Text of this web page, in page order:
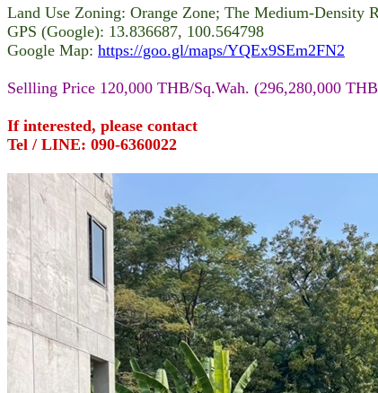
Land Use Zoning: Orange Zone; The Medium‑Density
GPS (Google): 13.836687, 100.564798
Google Map: https://goo.gl/maps/YQEx9SEm2FN2
Sellling Price 120,000 THB/Sq.Wah. (296,280,000
If interested, please contact
Tel / LINE: 090-6360022